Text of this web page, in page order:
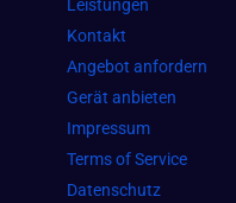
m
Leistungen
Kontakt
Angebot anfordern
Gerät anbieten
Impressum
Terms of Service
Datenschutz